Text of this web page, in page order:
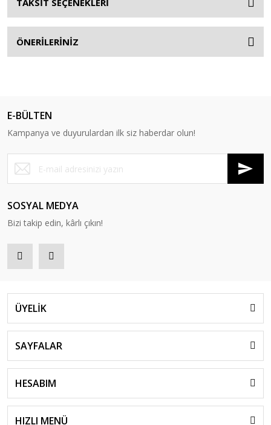
TAKSİT SEÇENEKLERİ
ÖNERİLERİNİZ
E-BÜLTEN
Kampanya ve duyurulardan ilk siz haberdar olun!
SOSYAL MEDYA
Bizi takip edin, kârlı çıkın!
ÜYELİK
SAYFALAR
HESABIM
HIZLI MENÜ